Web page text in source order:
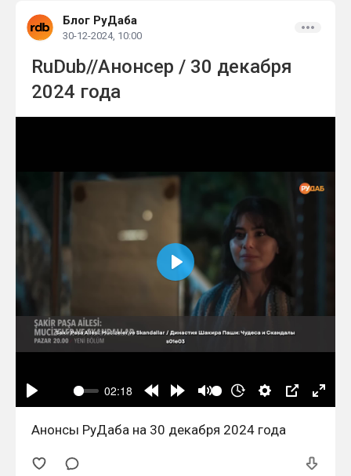
Блог РуДаба
30-12-2024, 10:00
RuDub//Анонсер / 30 декабря
2024 года
Анонсы РуДаба на 30 декабря 2024 года